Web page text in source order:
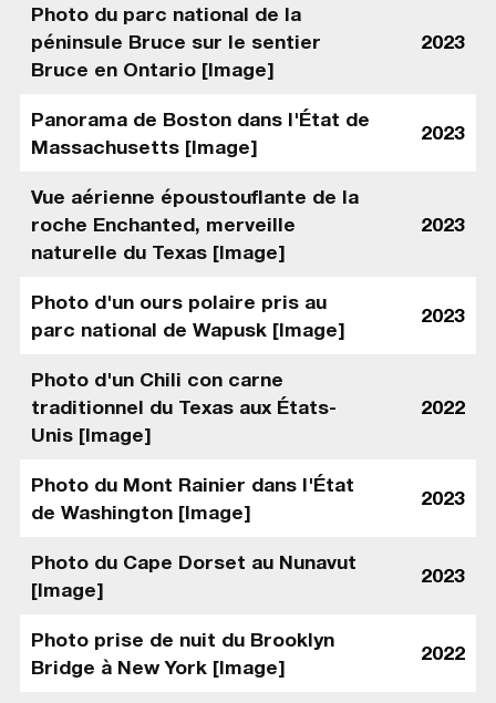
Photo du parc national de la
péninsule Bruce sur le sentier
Bruce en Ontario [Image]
2023
Panorama de Boston dans l'État de
Massachusetts [Image]
2023
Vue aérienne époustouflante de la
roche Enchanted, merveille
naturelle du Texas [Image]
2023
Photo d'un ours polaire pris au
parc national de Wapusk [Image]
2023
Photo d'un Chili con carne
traditionnel du Texas aux États-
Unis [Image]
2022
Photo du Mont Rainier dans l'État
de Washington [Image]
2023
Photo du Cape Dorset au Nunavut
[Image]
2023
Photo prise de nuit du Brooklyn
Bridge à New York [Image]
2022